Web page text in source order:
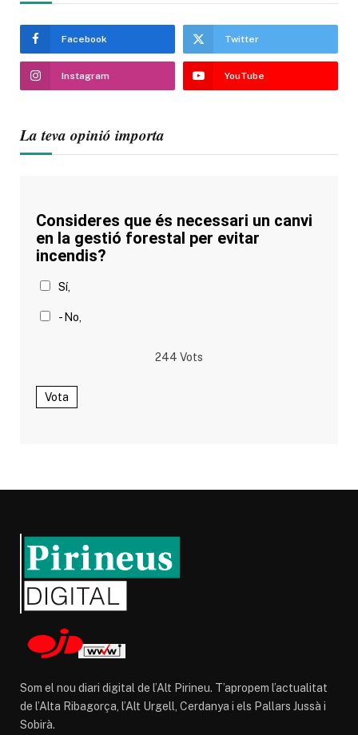
Facebook Twitter
Instagram YouTube
La teva opinió importa
Consideres que és necessari un canvi
en la gestió forestal per evitar
incendis?
Sí,
- No,
244 Vots
Vota
Som el nou diari digital de l’Alt Pirineu. T’apropem l’actualitat
de l’Alta Ribagorça, l’Alt Urgell, Cerdanya i els Pallars Jussà i
Sobirà.